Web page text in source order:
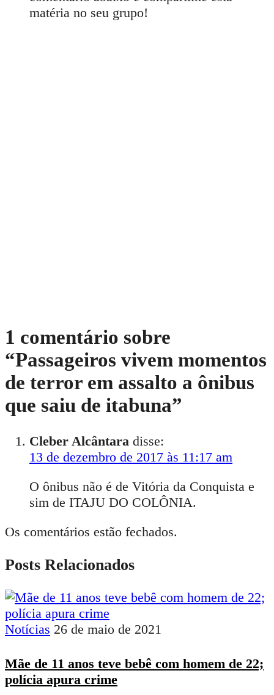
matéria no seu grupo!
1 comentário sobre
“Passageiros vivem momentos
de terror em assalto a ônibus
que saiu de itabuna”
Cleber Alcântara disse:
13 de dezembro de 2017 às 11:17 am
O ônibus não é de Vitória da Conquista e
sim de ITAJU DO COLÔNIA.
Os comentários estão fechados.
Posts Relacionados
Notícias 26 de maio de 2021
Mãe de 11 anos teve bebê com homem de 22;
polícia apura crime